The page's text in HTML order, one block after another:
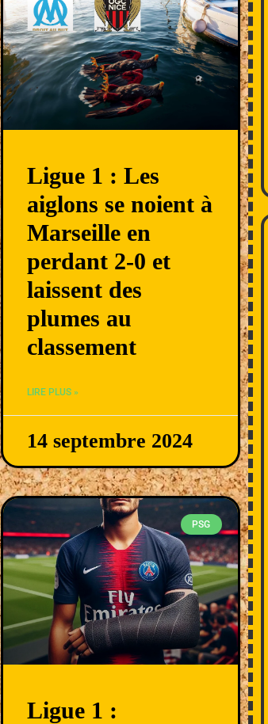
Ligue 1 : Les
aiglons se noient à
Marseille en
perdant 2-0 et
laissent des
plumes au
classement
LIRE PLUS »
14 septembre 2024
PSG
Ligue 1 :